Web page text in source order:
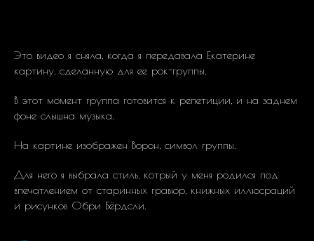
Это видео я сняла, когда я передавала Екатерине
картину, сделанную для ее рок-группы.
В этот момент группа готовится к репетиции, и на заднем
фоне слышна музыка.
На картине изображен Ворон, символ группы.
Для него я выбрала стиль, котрый у меня родился под
впечатлением от старинных гравюр, книжных иллюсраций
и рисунков Обри Бёрдсли.